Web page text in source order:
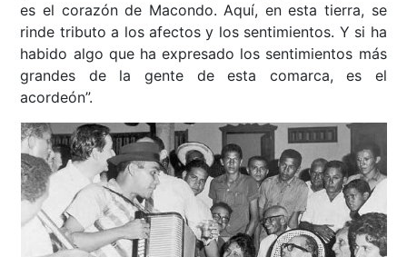
es el corazón de Macondo. Aquí, en esta tierra, se
rinde tributo a los afectos y los sentimientos. Y si ha
habido algo que ha expresado los sentimientos más
grandes de la gente de esta comarca, es el
acordeón”.